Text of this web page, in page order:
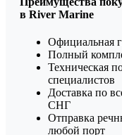
в River Marine
Официальная
Полный
Техническая
специалистов
Доставка по
СНГ
Отправка
любой порт